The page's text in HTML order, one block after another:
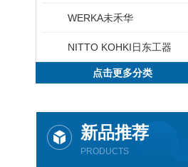
WERKA未禾华
NITTO KOHKI日东工器
点击更多分类
新品推荐
PRODUCTS